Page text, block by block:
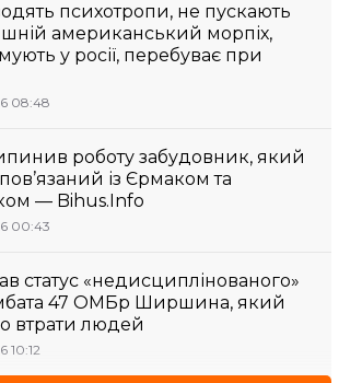
психотропи, не пускають
американський морпіх,
у росії, перебуває при
08:48
роботу забудовник, який
із Єрмаком та
— Bihus.Info
00:43
статус «недисциплінованого»
47 ОМБр Ширшина, який
втрати людей
10:12